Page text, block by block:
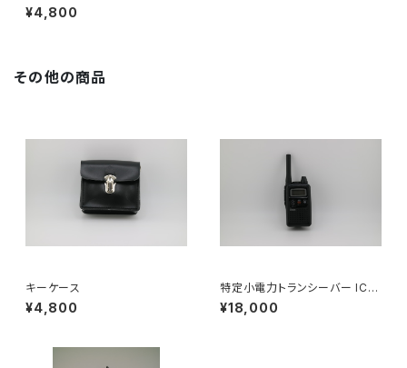
¥4,800
その他の商品
キーケース
¥4,800
特定小電力トランシーバー IC-
4350
¥18,000